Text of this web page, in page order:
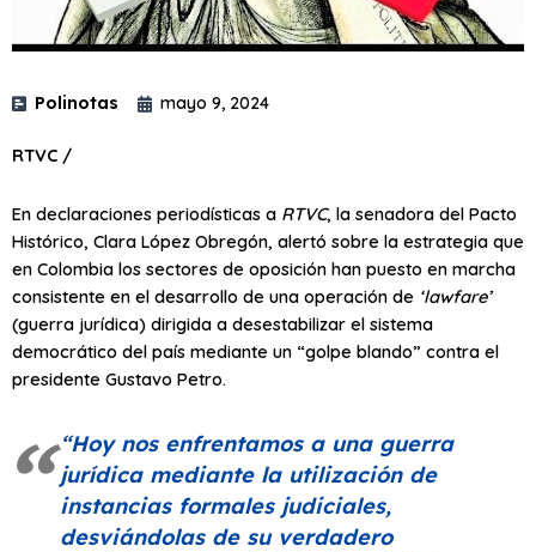
Polinotas mayo 9, 2024
RTVC /
En declaraciones periodísticas a RTVC, la senadora del Pacto
Histórico, Clara López Obregón, alertó sobre la estrategia que
en Colombia los sectores de oposición han puesto en marcha
consistente en el desarrollo de una operación de ‘lawfare’
(guerra jurídica) dirigida a desestabilizar el sistema
democrático del país mediante un “golpe blando” contra el
presidente Gustavo Petro.
“Hoy nos enfrentamos a una guerra
jurídica mediante la utilización de
instancias formales judiciales,
desviándolas de su verdadero